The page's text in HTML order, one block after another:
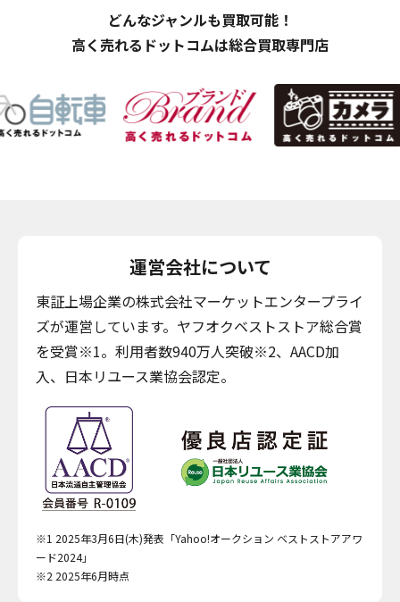
どんなジャンルも買取可能！
高く売れるドットコムは総合買取専門店
運営会社について
東証上場企業の株式会社マーケットエンタープライ
ズが運営しています。ヤフオクベストストア総合賞
を受賞※1。利用者数940万人突破※2、AACD加
入、日本リユース業協会認定。
※1 2025年3月6日(木)発表「Yahoo!オークション ベストストアアワ
ード2024」
※2 2025年6月時点